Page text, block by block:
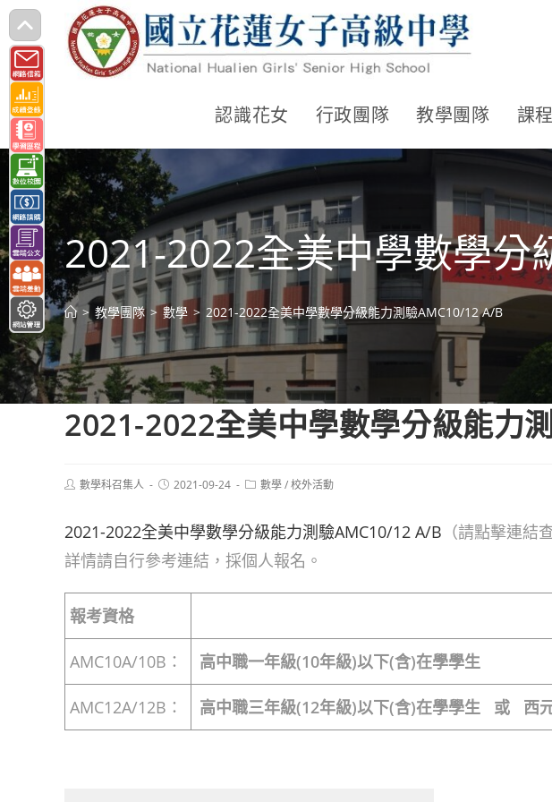
跳
轉
至
主
要
內
容
認識花女 行政團隊 教學團隊 課
2021-2022全美中學數學
> 教學團隊 > 數學 > 2021-2022全美中學數學分級能力測驗AMC10/12 A/B
2021-2022全美中學數學分級能力
Post數學科召集人
Post2021-09-24
Post數學/校外活動
2021-2022全美中學數學分級能力測驗AMC10/12 A/B （請點擊連結
詳情請自行參考連結，採個人報名。
報考資格
AMC10A/10B： 高中職一年級(10年級)以下(含)在學學生
AMC12A/12B： 高中職三年級(12年級)以下(含)在學學生 或 西